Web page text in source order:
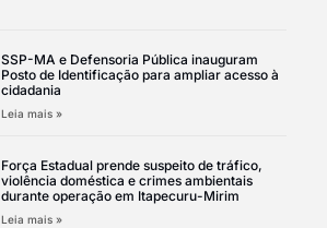
SSP-MA e Defensoria Pública inauguram
Posto de Identificação para ampliar acesso à
cidadania
Leia mais »
Força Estadual prende suspeito de tráfico,
violência doméstica e crimes ambientais
durante operação em Itapecuru-Mirim
Leia mais »